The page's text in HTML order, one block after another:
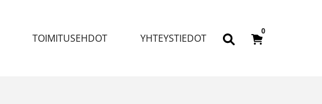
TOIMITUSEHDOT YHTEYSTIEDOT
0